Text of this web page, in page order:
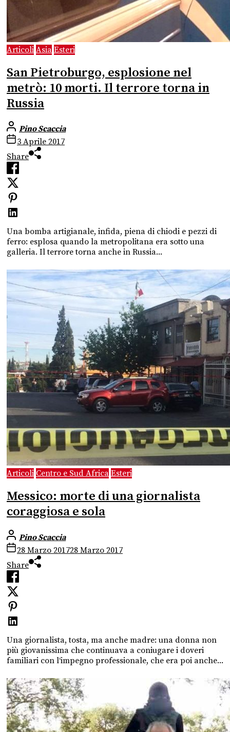
Articoli Asia Esteri
San Pietroburgo, esplosione nel
metrò: 10 morti. Il terrore torna in
Russia
Pino Scaccia
3 Aprile 2017
Share
Una bomba artigianale, infida, piena di chiodi e pezzi di
ferro: esplosa quando la metropolitana era sotto una
galleria. Il terrore torna anche in Russia...
Articoli Centro e Sud Africa Esteri
Messico: morte di una giornalista
coraggiosa e sola
Pino Scaccia
28 Marzo 201728 Marzo 2017
Share
Una giornalista, tosta, ma anche madre: una donna non
più giovanissima che continuava a coniugare i doveri
familiari con l‘impegno professionale, che era poi anche...